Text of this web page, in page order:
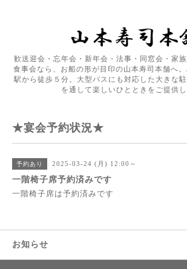
歓送迎会・忘年会・新年会・法事・同窓会・家
食事会なら、お船の形が目印の山本寿司本舗へ
駅から徒歩５分。大型バスにも対応した大きな駐
を通して楽しいひとときをご提供し
★宴会予約状況★
予約あり 2025-03-24 (月) 12:00～
一階椅子席予約済みです
一階椅子席は予約済みです
お知らせ